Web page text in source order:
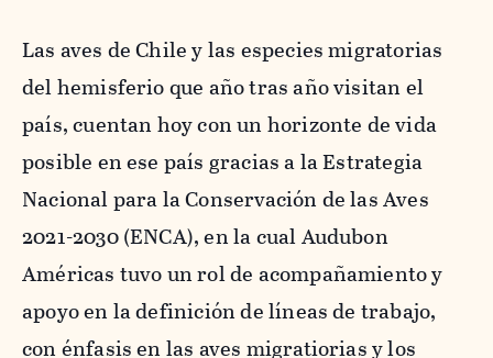
Las aves de Chile y las especies migratorias
del hemisferio que año tras año visitan el
país, cuentan hoy con un horizonte de vida
posible en ese país gracias a la Estrategia
Nacional para la Conservación de las Aves
2021-2030 (ENCA), en la cual Audubon
Américas tuvo un rol de acompañamiento y
apoyo en la definición de líneas de trabajo,
con énfasis en las aves migratiorias y los